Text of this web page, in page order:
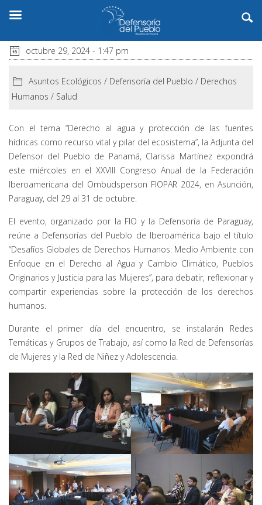
octubre 29, 2024 - 1:47 pm
Asuntos Ecológicos / Defensoría del Pueblo / Derechos
Humanos / Salud
Con el tema “Derecho al agua y protección de las fuentes
hídricas como recurso vital y pilar del ecosistema”, la Adjunta del
Defensor del Pueblo de Panamá, Clarissa Martínez expondrá
este miércoles en el XXVIII Congreso Anual de la Federación
Iberoamericana del Ombudsperson FIOPAR 2024, en Asunción,
Paraguay, del 29 al 31 de octubre.
El evento, organizado por la FIO y la Defensoría de Paraguay,
reúne a Defensorías del Pueblo de Iberoamérica bajo el título
“Desafíos Globales de Derechos Humanos: Medio Ambiente con
Enfoque en el Derecho al Agua y Cambio Climático, Pueblos
Originarios y Justicia para las Mujeres”, para debatir, reflexionar y
compartir experiencias sobre la protección de los derechos
humanos.
Durante el primer día del encuentro, se instalarán Redes
Temáticas y Grupos de Trabajo, así como la Red de Defensorías
de Mujeres y la Red de Niñez y Adolescencia.